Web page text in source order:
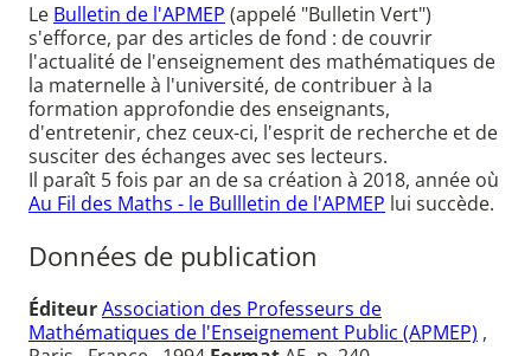
Le Bulletin de l'APMEP (appelé "Bulletin Vert")
s'efforce, par des articles de fond : de couvrir
l'actualité de l'enseignement des mathématiques de
la maternelle à l'université, de contribuer à la
formation approfondie des enseignants,
d'entretenir, chez ceux-ci, l'esprit de recherche et de
susciter des échanges avec ses lecteurs.
Il paraît 5 fois par an de sa création à 2018, année où
Au Fil des Maths - le Bullletin de l'APMEP lui succède.
Données de publication
ÉditeurAssociation des Professeurs de
Mathématiques de l'Enseignement Public (APMEP) ,